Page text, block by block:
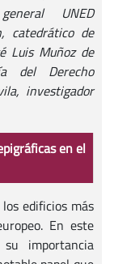
UNED
catedrático de
Luis Muñoz de
del Derecho
investigador
en el
edificios más
En este
importancia